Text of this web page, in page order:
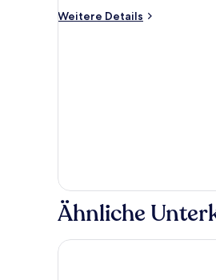
Weitere Details
Weitere
Ähnliche
Jonker Boutique Hotel